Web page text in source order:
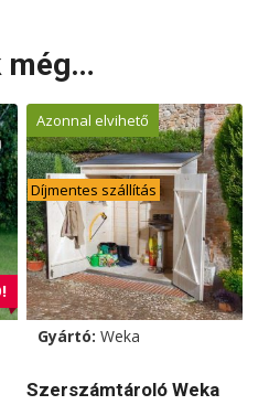
még…
Azonnal elvihető
Díjmentes szállítás
Gyártó: Weka
Szerszámtároló Weka